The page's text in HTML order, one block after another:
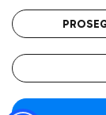
Wine Bar &
Raggiungi
Mappa